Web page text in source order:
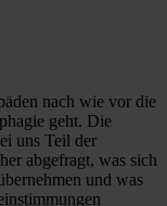
nach wie vor die
geht. Die
uns Teil der
abgefragt, was sich
und was